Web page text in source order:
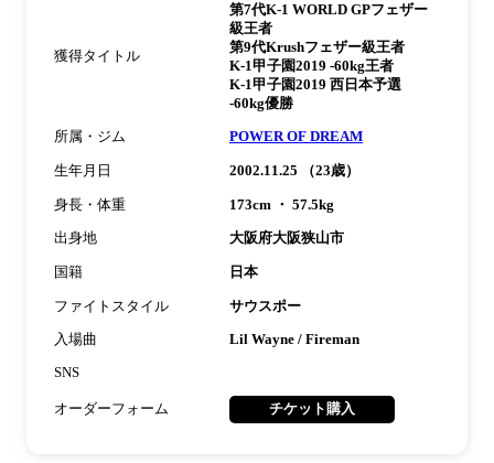
獲得タイトル
第7代K-1 WORLD GPフェザー
級王者
第9代Krushフェザー級王者
K-1甲子園2019 -60kg王者
K-1甲子園2019 西日本予選
-60kg優勝
所属・ジム POWER OF DREAM
生年月日 2002.11.25 （23歳）
身長・体重 173cm ・ 57.5kg
出身地 大阪府大阪狭山市
国籍 日本
ファイトスタイル サウスポー
入場曲 Lil Wayne / Fireman
SNS
オーダーフォーム チケット購入